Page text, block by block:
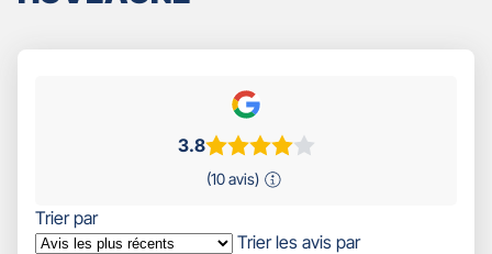
3.8
(10 avis)
Trier par
Trier les avis par